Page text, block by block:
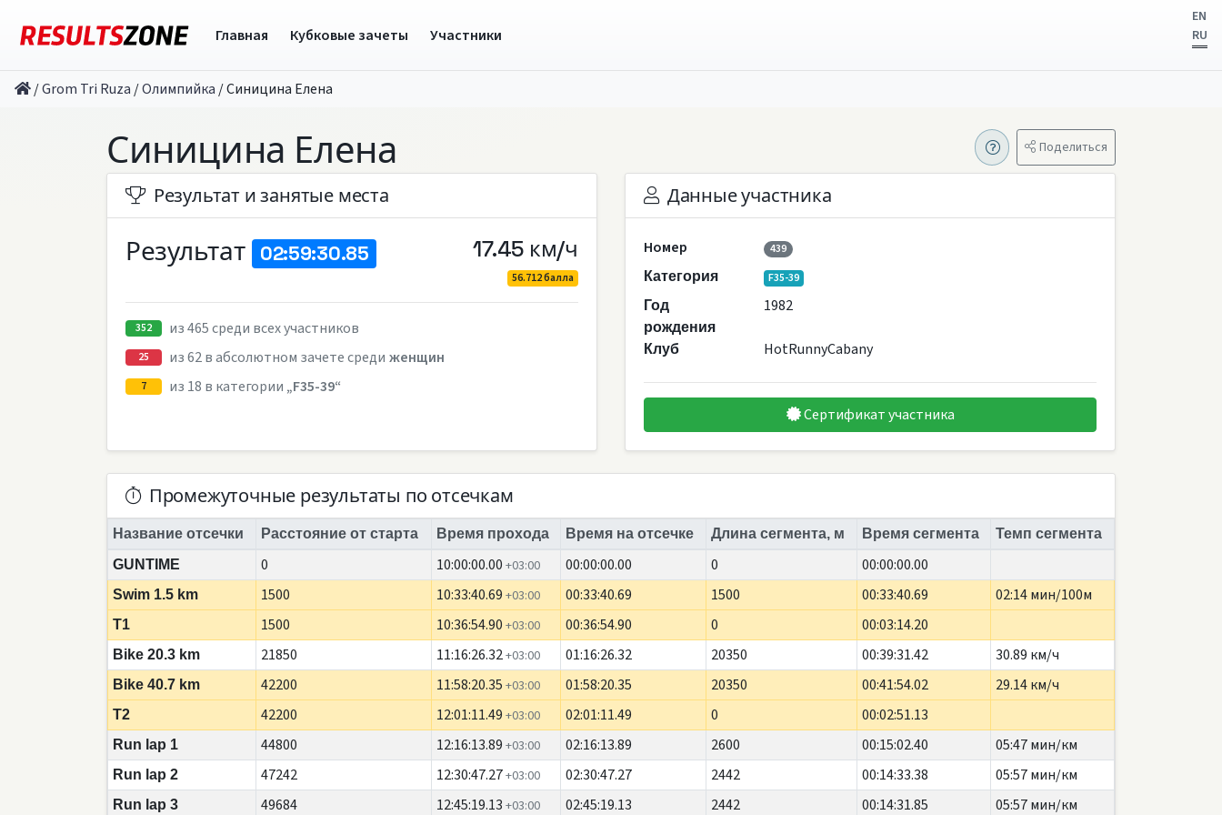
Главная Кубковые зачеты Участники
EN
RU
/Grom Tri Ruza /Олимпийка /Синицина Елена
Синицина Елена Поделиться
Результат и занятые места
Результат 02:59:30.85 17.45 км/ч
56.712 балла
352 из 465 среди всех участников
25 из 62 в абсолютном зачете среди женщин
7 из 18 в категории „F35-39“
Данные участника
Номер
439
Категория
F35-39
Год
рождения
1982
Клуб HotRunnyCabany
Сертификат участника
Промежуточные результаты по отсечкам
Название отсечки Расстояние от старта Время прохода Время на отсечке Длина сегмента, м Время сегмента
Темп сегмента
GUNTIME
0 10:00:00.00 +03:00 00:00:00.00 0 00:00:00.00
Swim 1.5 km 1500 10:33:40.69 +03:00 00:33:40.69 1500 00:33:40.69 02:14 мин/100м
T1 1500 10:36:54.90 +03:00 00:36:54.90 0 00:03:14.20
Bike 20.3 km 21850 11:16:26.32+03:00 01:16:26.32 20350 00:39:31.42 30.89 км/ч
Bike 40.7 km 42200 11:58:20.35 +03:00 01:58:20.35 20350 00:41:54.02 29.14 км/ч
T2 42200 12:01:11.49 +03:00 02:01:11.49 0 00:02:51.13
Run lap 1 44800 12:16:13.89 +03:00 02:16:13.89 2600 00:15:02.40 05:47 мин/км
Run lap 2 47242 12:30:47.27+03:00 02:30:47.27 2442 00:14:33.38 05:57 мин/км
Run lap 3 49684 12:45:19.13 +03:00 02:45:19.13 2442 00:14:31.85 05:57 мин/км